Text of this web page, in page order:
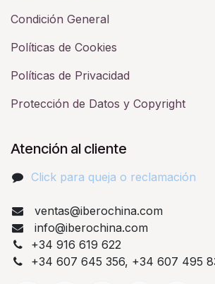
Condición General
Políticas de Cookies
Políticas de Privacidad
Protección de Datos y Copyright
Atención al cliente
Click para queja o reclamación​
ventas@iberochina.com
info@iberochina.com
+34 916 619 622
+34 607 645 356, +34 607 495